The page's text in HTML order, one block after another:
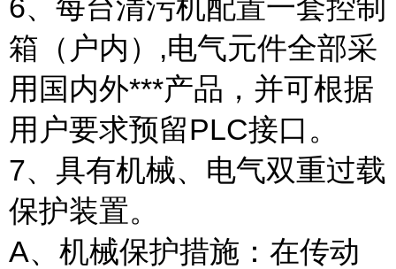
6、每台清污机配置一套控制
箱（户内）,电气元件全部采
用国内外***产品，并可根据
用户要求预留PLC接口。
7、具有机械、电气双重过载
保护装置。
A、机械保护措施：在传动